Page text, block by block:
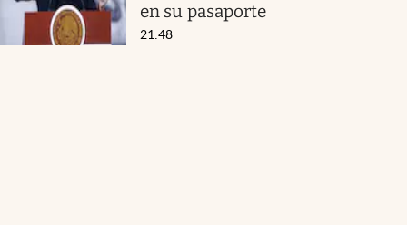
en su pasaporte
21:48